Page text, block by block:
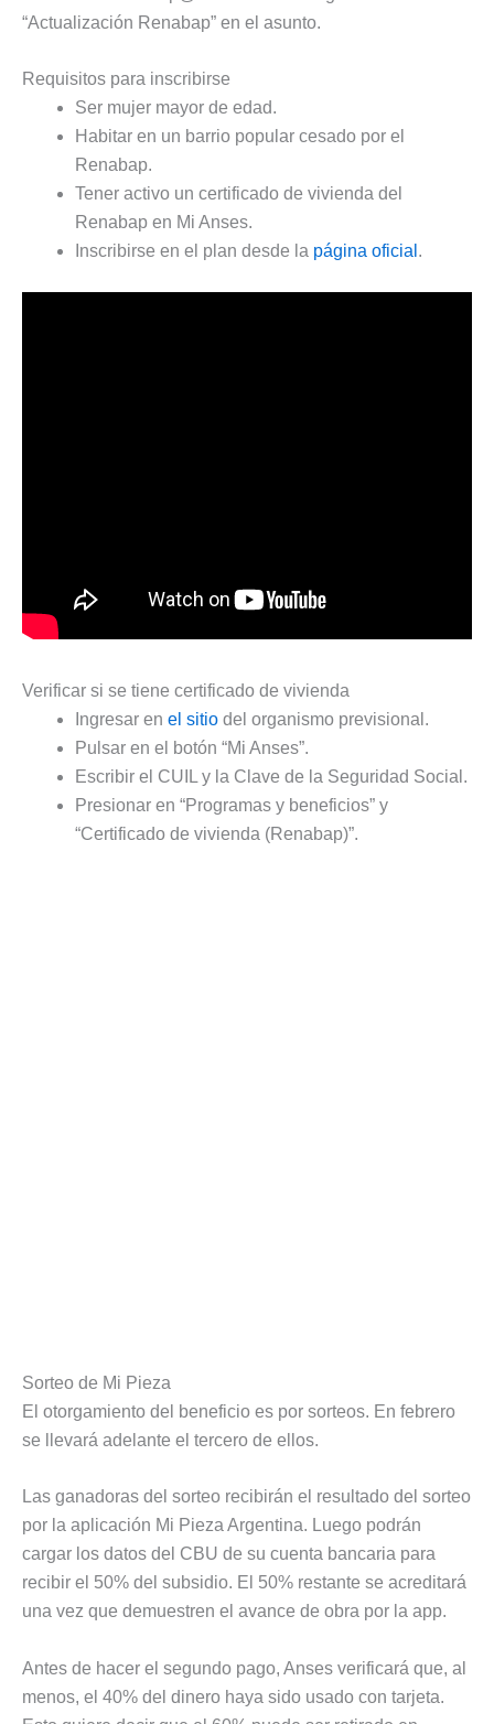
“Actualización Renabap” en el asunto.
Requisitos para inscribirse
Ser mujer mayor de edad.
Habitar en un barrio popular cesado por el
Renabap.
Tener activo un certificado de vivienda del
Renabap en Mi Anses.
Inscribirse en el plan desde la página oficial .
Verificar si se tiene certificado de vivienda
Ingresar en el sitio del organismo previsional.
Pulsar en el botón “Mi Anses”.
Escribir el CUIL y la Clave de la Seguridad Social.
Presionar en “Programas y beneficios” y
“Certificado de vivienda (Renabap)”.
Sorteo de Mi Pieza
El otorgamiento del beneficio es por sorteos. En febrero
se llevará adelante el tercero de ellos.
Las ganadoras del sorteo recibirán el resultado del sorteo
por la aplicación Mi Pieza Argentina. Luego podrán
cargar los datos del CBU de su cuenta bancaria para
recibir el 50% del subsidio. El 50% restante se acreditará
una vez que demuestren el avance de obra por la app.
Antes de hacer el segundo pago, Anses verificará que, al
menos, el 40% del dinero haya sido usado con tarjeta.